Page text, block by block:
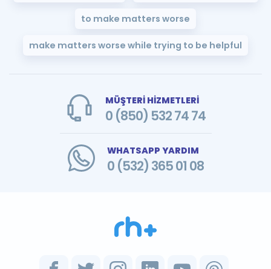
to make matters worse
make matters worse while trying to be helpful
MÜŞTERİ HİZMETLERİ
0 (850) 532 74 74
WHATSAPP YARDIM
0 (532) 365 01 08